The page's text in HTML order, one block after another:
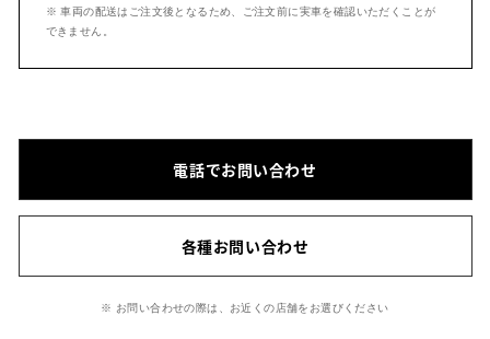
※ 車両の配送はご注文後となるため、ご注文前に実車を確認いただくことが
できません。
電話でお問い合わせ
各種お問い合わせ
※ お問い合わせの際は、お近くの店舗をお選びください